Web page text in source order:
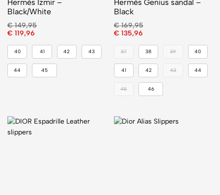
Hermès Izmir –
Black/White
€149,95
€ 119,96
40 41 42 43
44 45
Hermès Genius sandal –
Black
€169,95
€ 135,96
37 38 39 40
41 42 43 44
45 46